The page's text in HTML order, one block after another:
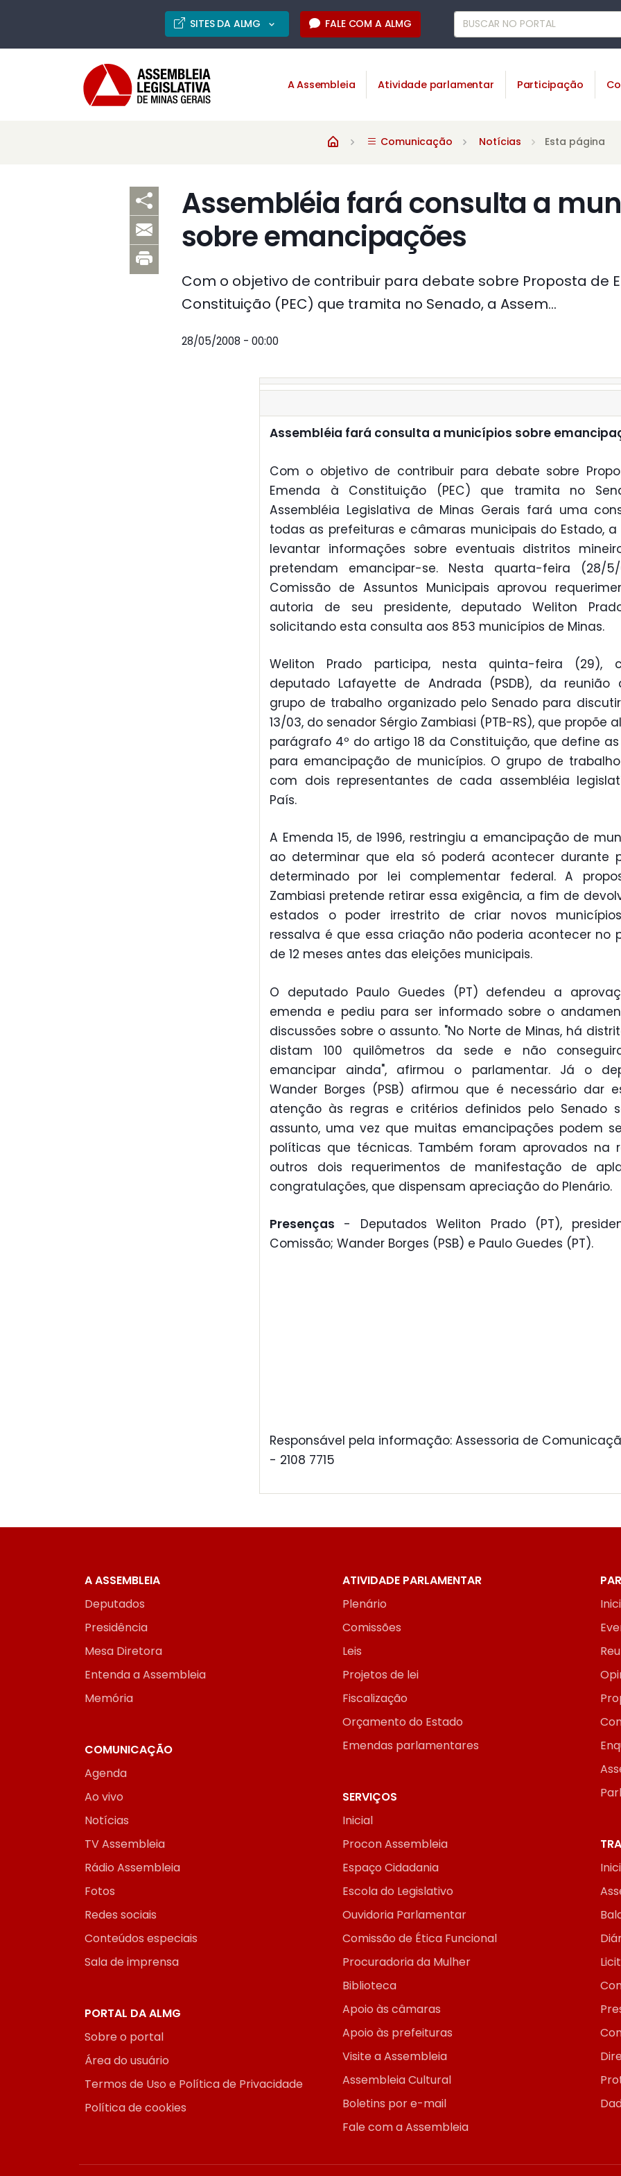
SITES DA ALMG FALE COM A ALMG
A Assembleia Atividade parlamentar Participação
Comunicação Notícias Esta página
Assembléia fará consulta a
sobre emancipações
Com o objetivo de contribuir para debate sobre Proposta de
Constituição (PEC) que tramita no Senado, a Assem...
28/05/2008 - 00:00
Assembléia fará consulta a municípios sobre
Com o objetivo de contribuir para debate sobre
Emenda à Constituição (PEC) que tramita no
Assembléia Legislativa de Minas Gerais fará uma
todas as prefeituras e câmaras municipais do Estado,
levantar informações sobre eventuais distritos
pretendam emancipar-se. Nesta quarta-feira (28/
Comissão de Assuntos Municipais aprovou
autoria de seu presidente, deputado Weliton
solicitando esta consulta aos 853 municípios de Minas.
Weliton Prado participa, nesta quinta-feira (29),
deputado Lafayette de Andrada (PSDB), da reunião
grupo de trabalho organizado pelo Senado para discutir
13/03, do senador Sérgio Zambiasi (PTB-RS), que propõe
parágrafo 4º do artigo 18 da Constituição, que define
para emancipação de municípios. O grupo de
com dois representantes de cada assembléia
País.
A Emenda 15, de 1996, restringiu a emancipação de
ao determinar que ela só poderá acontecer durante
determinado por lei complementar federal. A
Zambiasi pretende retirar essa exigência, a fim de
estados o poder irrestrito de criar novos
ressalva é que essa criação não poderia acontecer no
de 12 meses antes das eleições municipais.
O deputado Paulo Guedes (PT) defendeu a
emenda e pediu para ser informado sobre o
discussões sobre o assunto. "No Norte de Minas, há
distam 100 quilômetros da sede e não
emancipar ainda", afirmou o parlamentar. Já o
Wander Borges (PSB) afirmou que é necessário dar
atenção às regras e critérios definidos pelo Senado
assunto, uma vez que muitas emancipações podem
políticas que técnicas. Também foram aprovados na
outros dois requerimentos de manifestação de
congratulações, que dispensam apreciação do Plenário.
Presenças - Deputados Weliton Prado (PT),
Comissão; Wander Borges (PSB) e Paulo Guedes (PT).
Responsável pela informação: Assessoria de
- 2108 7715
A ASSEMBLEIA
Deputados
Presidência
Mesa Diretora
Entenda a Assembleia
Memória
ATIVIDADE PARLAMENTAR
Plenário
Comissões
Leis
Projetos de lei
Fiscalização
Orçamento do Estado
Emendas parlamentares
COMUNICAÇÃO
Agenda
Ao vivo
Notícias
TV Assembleia
Rádio Assembleia
Fotos
Redes sociais
Conteúdos especiais
Sala de imprensa
SERVIÇOS
Inicial
Procon Assembleia
Espaço Cidadania
Escola do Legislativo
Ouvidoria Parlamentar
Comissão de Ética Funcional
Procuradoria da Mulher
Biblioteca
Apoio às câmaras
Apoio às prefeituras
Visite a Assembleia
Assembleia Cultural
Boletins por e-mail
Fale com a Assembleia
PORTAL DA ALMG
Sobre o portal
Área do usuário
Termos de Uso e Política de Privacidade
Política de cookies